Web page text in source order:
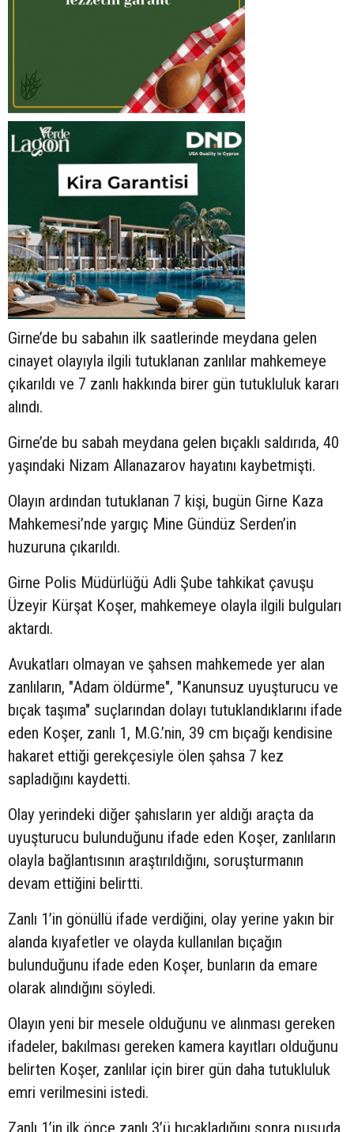
Girne’de bu sabahın ilk saatlerinde meydana gelen
cinayet olayıyla ilgili tutuklanan zanlılar mahkemeye
çıkarıldı ve 7 zanlı hakkında birer gün tutukluluk kararı
alındı.
Girne’de bu sabah meydana gelen bıçaklı saldırıda, 40
yaşındaki Nizam Allanazarov hayatını kaybetmişti.
Olayın ardından tutuklanan 7 kişi, bugün Girne Kaza
Mahkemesi’nde yargıç Mine Gündüz Serden’in
huzuruna çıkarıldı.
Girne Polis Müdürlüğü Adli Şube tahkikat çavuşu
Üzeyir Kürşat Koşer, mahkemeye olayla ilgili bulguları
aktardı.
Avukatları olmayan ve şahsen mahkemede yer alan
zanlıların, "Adam öldürme", "Kanunsuz uyuşturucu ve
bıçak taşıma" suçlarından dolayı tutuklandıklarını ifade
eden Koşer, zanlı 1, M.G.’nin, 39 cm bıçağı kendisine
hakaret ettiği gerekçesiyle ölen şahsa 7 kez
sapladığını kaydetti.
Olay yerindeki diğer şahısların yer aldığı araçta da
uyuşturucu bulunduğunu ifade eden Koşer, zanlıların
olayla bağlantısının araştırıldığını, soruşturmanın
devam ettiğini belirtti.
Zanlı 1’in gönüllü ifade verdiğini, olay yerine yakın bir
alanda kıyafetler ve olayda kullanılan bıçağın
bulunduğunu ifade eden Koşer, bunların da emare
olarak alındığını söyledi.
Olayın yeni bir mesele olduğunu ve alınması gereken
ifadeler, bakılması gereken kamera kayıtları olduğunu
belirten Koşer, zanlılar için birer gün daha tutukluluk
emri verilmesini istedi.
Zanlı 1’in ilk önce zanlı 3’ü bıçakladığını sonra pusuda